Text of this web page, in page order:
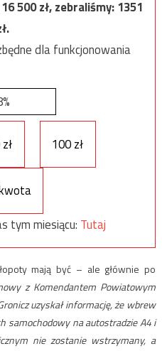
16 500zł, zebraliśmy:1351
dla funkcjonowania
100 zł
tym miesiącu: Tutaj
mają być – ale głównie po
z Komendantem Powiatowym
uzyskał informację, że wbrew
samochodowy na autostradzie A4 i
nie zostanie wstrzymany, a